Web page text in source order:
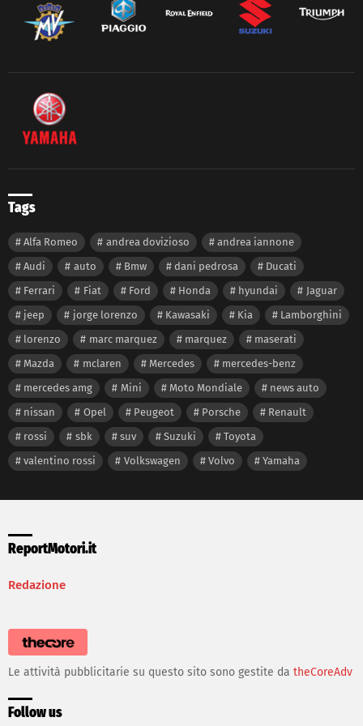
Tags
Alfa Romeo andrea dovizioso
andrea iannone
Audi
auto Bmw dani pedrosa
Ducati
Ferrari
Fiat Ford Honda hyundai
Jaguar
jeep
jorge lorenzo Kawasaki Kia
Lamborghini
lorenzo
marc marquez marquez
maserati
Mazda
mclaren Mercedes
mercedes-benz
mercedes amg
Mini Moto Mondiale
news auto
nissan
Opel Peugeot Porsche
Renault
rossi
sbk suv Suzuki
Toyota
valentino rossi
Volkswagen Volvo Yamaha
ReportMotori.it
Redazione
Le attività pubblicitarie su questo sito sono gestite da theCoreAdv
Follow us